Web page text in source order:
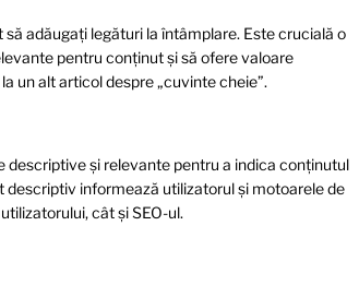
adăugați legături la întâmplare. Este crucială o
pentru conținut și să ofere valoare
un alt articol despre „cuvinte cheie”.
și relevante pentru a indica conținutul
descriptiv informează utilizatorul și motoarele de
cât și SEO-ul.